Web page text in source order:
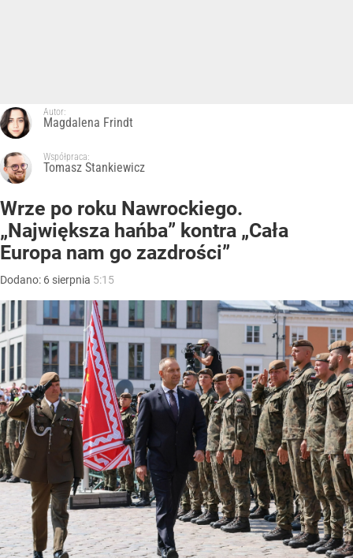
Autor:
Magdalena Frindt
Współpraca:
Tomasz Stankiewicz
Wrze po roku Nawrockiego.
„Największa hańba” kontra „Cała
Europa nam go zazdrości”
Dodano: 6 sierpnia 5:15